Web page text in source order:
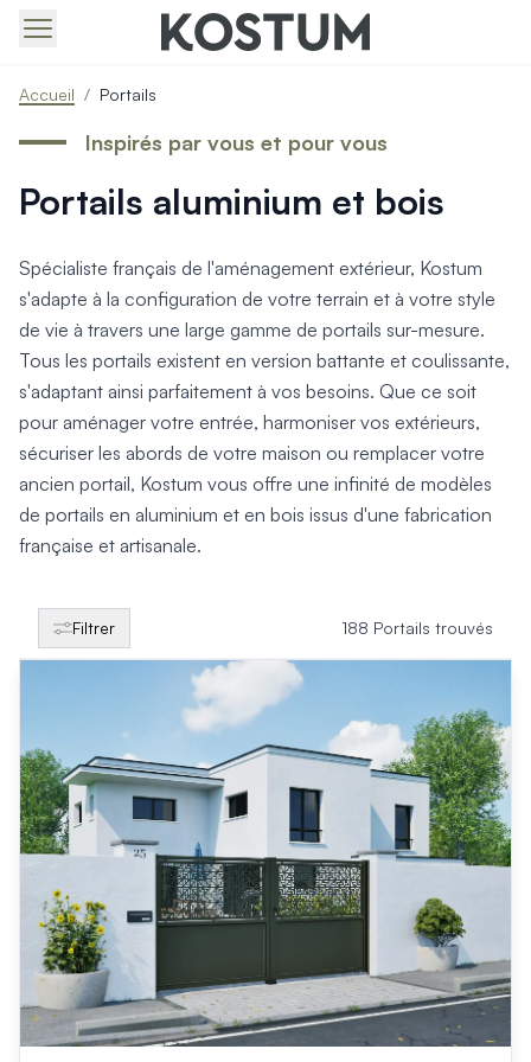
Produits > Portails > Portails contemporains
Produits > Portails > Portails traditionnels
Produits > Portails > Portails architectes
Produits > Portails > Portails avec décors
Produits > Portails > Portails économiques
Produits > Portails > Les ouvertures spéciales
Produits > Portillons > Tous nos portillons
Produits > Portillons > Portillons contemporains
Produits > Portillons > Portillons traditionnels
Produits > Portillons > Portillons architectes
Produits > Portillons > Portillons décoratifs
Produits > Portillons > Motorisation Portillon
Produits > Portillons > Ouvertures Spéciales
Produits > Clôtures > Toutes nos clôtures
Produits > Clôtures > Clôtures contemporaines
Produits > Clôtures > Clôtures traditionnelles
Produits > Clôtures > Clôtures décoratives
Produits > Clôtures > Claustras
Produits > Garde-corps et rambardes > Tous nos garde-
Produits > Garde-corps et rambardes > Garde-corps à
Produits > Garde-corps et rambardes > Garde-corps vitrés
Produits > Garde-corps et rambardes > Garde-corps
Produits > Garde-corps et rambardes > Clôtures
Produits > Garde-corps et rambardes > Aides à la montée
Produits > Garde-corps et rambardes > Séparatifs de
Produits > Pergolas > Pergolas
Produits > Pergolas > Guide de choix
Produits > Carports > Carports voiture
Produits > Carports > Guide de choix
Produits > Porche d'entrée > Porche d'entrée
Produits > Cuisine extérieure > Cuisine extérieure
Produits > Habillages extérieur aluminium > Tous nos
Accueil / Portails
Portails aluminium et bois
Inspirés par vous et pour vous
Spécialiste français de l'aménagement extérieur, Kostum
s'adapte à la configuration de votre terrain et à votre style
de vie à travers une large gamme de portails sur-mesure.
Tous les portails existent en version battante et coulissante,
s'adaptant ainsi parfaitement à vos besoins. Que ce soit
pour aménager votre entrée, harmoniser vos extérieurs,
sécuriser les abords de votre maison ou remplacer votre
ancien portail, Kostum vous offre une infinité de modèles
de portails en aluminium et en bois issus d'une fabrication
française et artisanale.
Filtrer 188 Portails trouvés